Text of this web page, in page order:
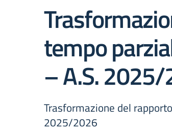
tempo
– A.S.
Trasformazione del
2025/2026